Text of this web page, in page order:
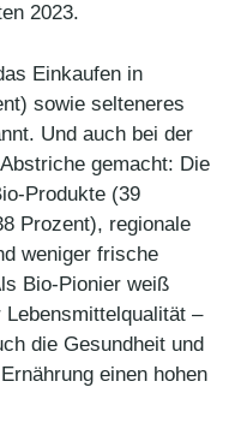
2023.
Einkaufen in
sowie selteneres
Und auch bei der
gemacht: Die
Produkte (39
Prozent), regionale
weniger frische
Bio-Pionier weiß
–
die Gesundheit und
einen hohen